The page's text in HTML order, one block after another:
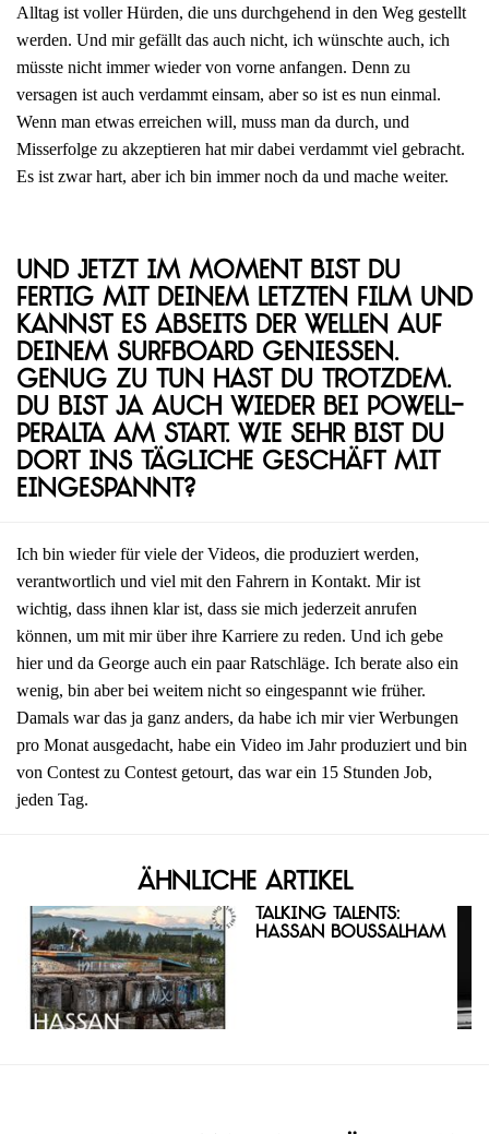
Alltag ist voller Hürden, die uns durchgehend in den Weg gestellt
werden. Und mir gefällt das auch nicht, ich wünschte auch, ich
müsste nicht immer wieder von vorne anfangen. Denn zu
versagen ist auch verdammt einsam, aber so ist es nun einmal.
Wenn man etwas erreichen will, muss man da durch, und
Misserfolge zu akzeptieren hat mir dabei verdammt viel gebracht.
Es ist zwar hart, aber ich bin immer noch da und mache weiter.
Und jetzt im Moment bist du
fertig mit deinem letzten Film und
kannst es abseits der Wellen auf
deinem Surfboard genießen.
Genug zu tun hast du trotzdem.
Du bist ja auch wieder bei Powell-
Peralta am Start. Wie sehr bist du
dort ins tägliche Geschäft mit
eingespannt?
Ich bin wieder für viele der Videos, die produziert werden,
verantwortlich und viel mit den Fahrern in Kontakt. Mir ist
wichtig, dass ihnen klar ist, dass sie mich jederzeit anrufen
können, um mit mir über ihre Karriere zu reden. Und ich gebe
hier und da George auch ein paar Ratschläge. Ich berate also ein
wenig, bin aber bei weitem nicht so eingespannt wie früher.
Damals war das ja ganz anders, da habe ich mir vier Werbungen
pro Monat ausgedacht, habe ein Video im Jahr produziert und bin
von Contest zu Contest getourt, das war ein 15 Stunden Job,
jeden Tag.
Ähnliche Artikel
Talking Talents:
Hassan Boussalham